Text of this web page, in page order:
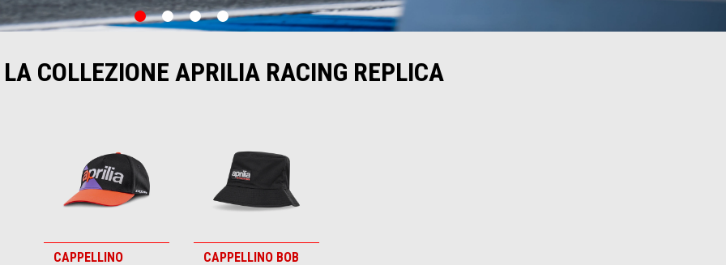
item
1
item
2
item
3
COLLEZIONE APRILIA RACING REPLICA
CAPPELLINO
CAPPELLINO BOB